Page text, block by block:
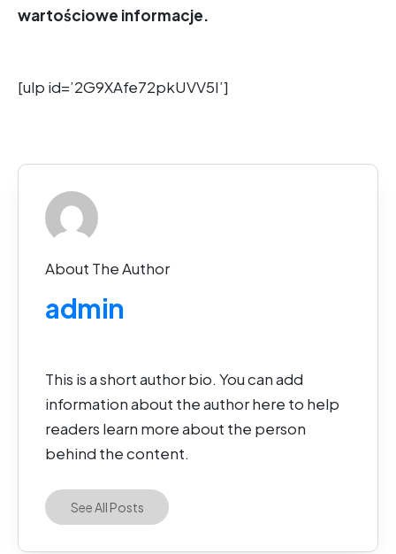
wartościowe informacje.
[ulp id=’2G9XAfe72pkUVV5I’]
About The Author
admin
This is a short author bio. You can add
information about the author here to help
readers learn more about the person
behind the content.
See All Posts